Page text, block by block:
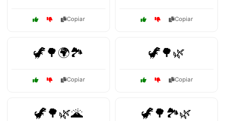
Copiar Copiar
🦖🌳🌍🏞️
Copiar
🦖🌳🌿
Copiar
🦖🌳🌿🌋 🦖🌳🏞️🌿